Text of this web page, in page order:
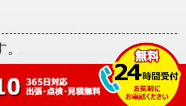
たしますので、ご納得い
ます。